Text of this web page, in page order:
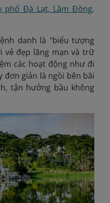
phố Đà Lạt, Lâm Đồng,
danh là "biểu tượng
vẻ đẹp lãng mạn và trữ
các hoạt động như đi
đơn giản là ngồi bên bãi
tận hưởng bầu không